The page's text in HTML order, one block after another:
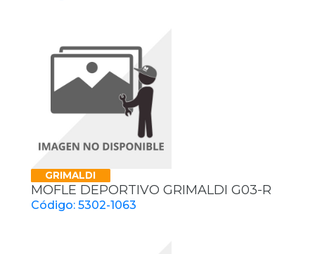
GRIMALDI
MOFLE DEPORTIVO GRIMALDI G03-R
Código: 5302-1063